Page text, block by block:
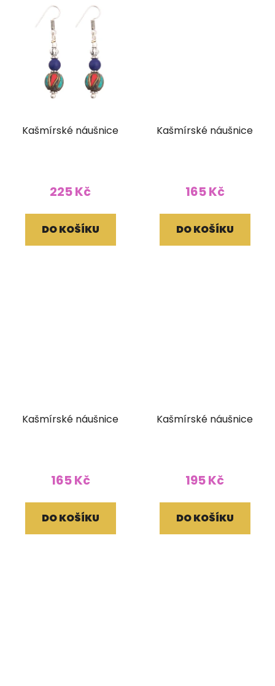
Kašmírské náušnice
225 Kč
DO KOŠÍKU
Kašmírské náušnice
165 Kč
DO KOŠÍKU
Kašmírské náušnice
165 Kč
DO KOŠÍKU
Kašmírské náušnice
195 Kč
DO KOŠÍKU